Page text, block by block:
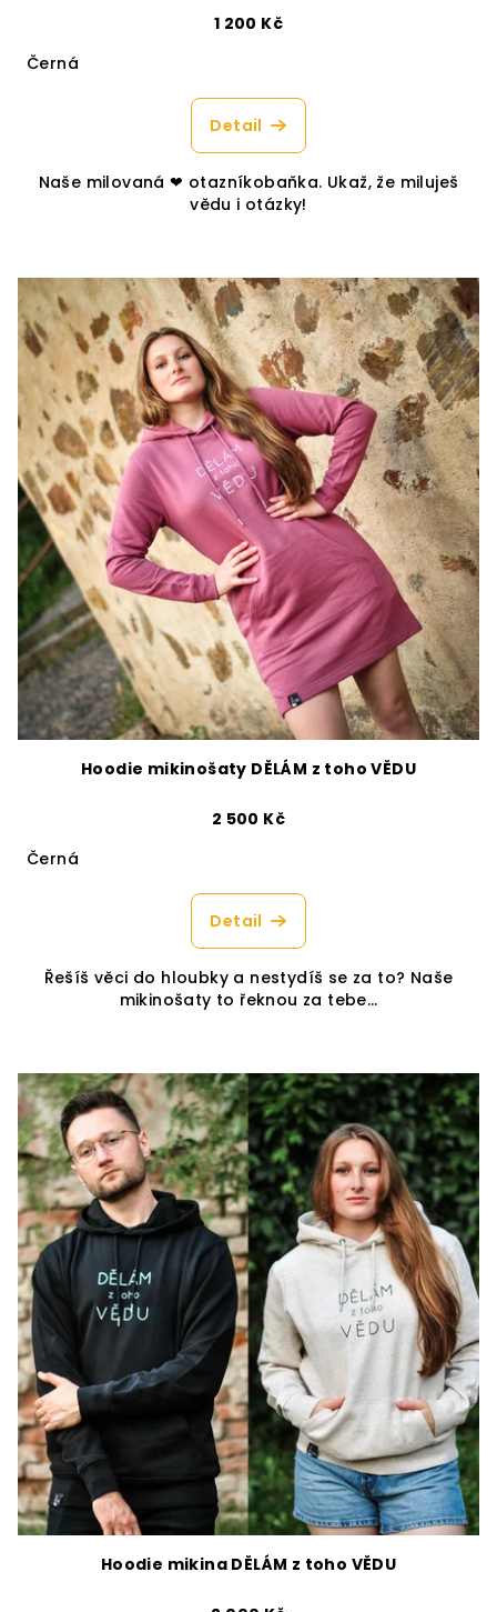
1 200 Kč
Černá
Detail
Naše milovaná ❤︎ otazníkobaňka. Ukaž, že miluješ
vědu i otázky!
Hoodie mikinošaty DĚLÁM z toho VĚDU
2 500 Kč
Černá
Detail
Řešíš věci do hloubky a nestydíš se za to? Naše
mikinošaty to řeknou za tebe…
Hoodie mikina DĚLÁM z toho VĚDU